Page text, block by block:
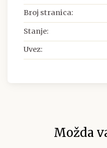
Broj stranica:
Stanje:
Uvez:
Možda